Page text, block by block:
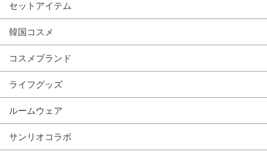
セットアイテム
韓国コスメ
コスメブランド
ライフグッズ
ルームウェア
サンリオコラボ